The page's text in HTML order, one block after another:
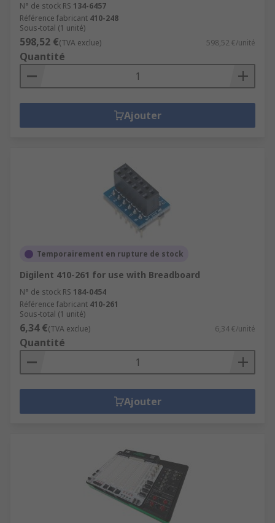
N° de stock RS 134-6457
Référence fabricant 410-248
Sous-total (1 unité)
598,52 €(TVA exclue) 598,52 €/unité
Quantité
Ajouter
Temporairement en rupture de stock
Digilent 410-261 for use with Breadboard
N° de stock RS 184-0454
Référence fabricant 410-261
Sous-total (1 unité)
6,34 €(TVA exclue) 6,34 €/unité
Quantité
Ajouter